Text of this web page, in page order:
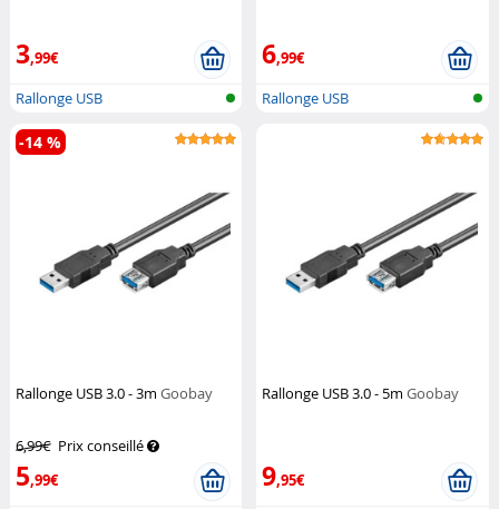
3,99€
Rallonge USB
6,99€
Rallonge USB
Rallonge USB 3.0 - 3m Goobay
6,99€ Prix conseillé
5,99€
-14 %
Rallonge USB 3.0 - 5mGoobay
9,95€